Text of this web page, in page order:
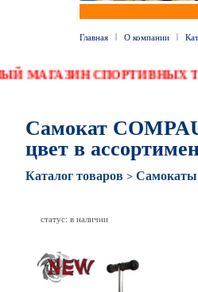
Главная | О компании |
МАГАЗИН СПОРТИВНЫХ
Самокат
цвет в
Каталог товаров > Самокаты
статус: в наличии